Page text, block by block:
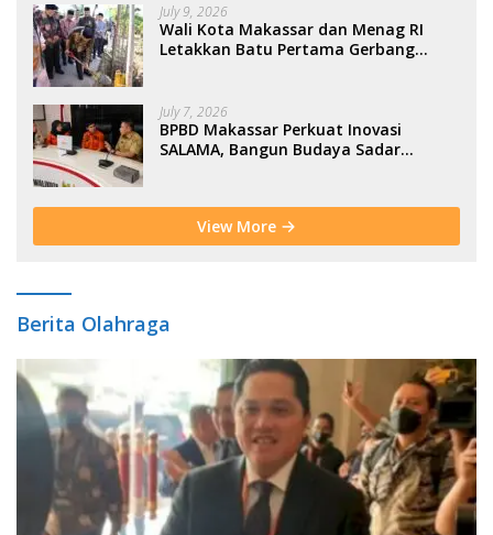
July 9, 2026
Wali Kota Makassar dan Menag RI
Letakkan Batu Pertama Gerbang
July 7, 2026
BPBD Makassar Perkuat Inovasi
SALAMA, Bangun Budaya Sadar
View More
Berita Olahraga